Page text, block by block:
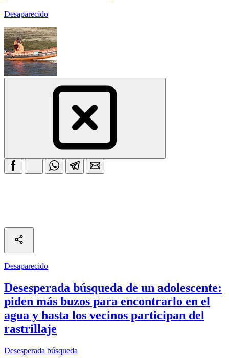
Desaparecido
Desaparecido
Desesperada búsqueda de un adolescente:
piden más buzos para encontrarlo en el
agua y hasta los vecinos participan del
rastrillaje
Desesperada búsqueda